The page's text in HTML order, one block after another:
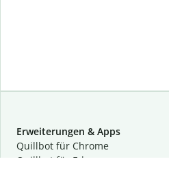
Erweiterungen & Apps
Quillbot für Chrome
Quillbot für Edge